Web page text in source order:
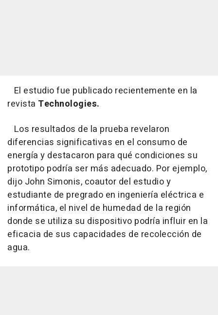
El estudio fue publicado recientemente en la
revista Technologies.
Los resultados de la prueba revelaron
diferencias significativas en el consumo de
energía y destacaron para qué condiciones su
prototipo podría ser más adecuado. Por ejemplo,
dijo John Simonis, coautor del estudio y
estudiante de pregrado en ingeniería eléctrica e
informática, el nivel de humedad de la región
donde se utiliza su dispositivo podría influir en la
eficacia de sus capacidades de recolección de
agua.